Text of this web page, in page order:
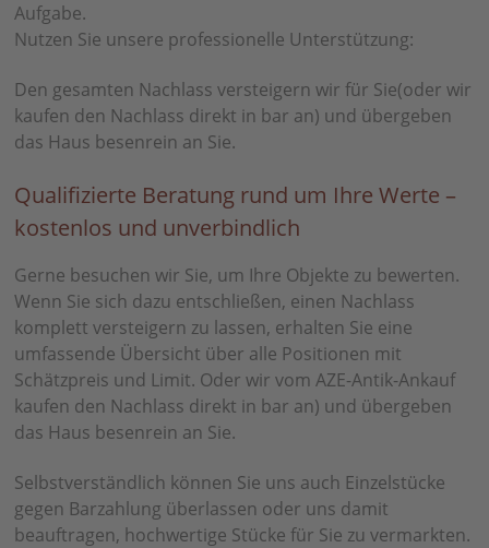
Aufgabe.
Nutzen Sie unsere professionelle Unterstützung:
Den gesamten Nachlass versteigern wir für Sie(oder wir
kaufen den Nachlass direkt in bar an) und übergeben
das Haus besenrein an Sie.
Qualifizierte Beratung rund um Ihre Werte –
kostenlos und unverbindlich
Gerne besuchen wir Sie, um Ihre Objekte zu bewerten.
Wenn Sie sich dazu entschließen, einen Nachlass
komplett versteigern zu lassen, erhalten Sie eine
umfassende Übersicht über alle Positionen mit
Schätzpreis und Limit. Oder wir vom AZE-Antik-Ankauf
kaufen den Nachlass direkt in bar an) und übergeben
das Haus besenrein an Sie.
Selbstverständlich können Sie uns auch Einzelstücke
gegen Barzahlung überlassen oder uns damit
beauftragen, hochwertige Stücke für Sie zu vermarkten.